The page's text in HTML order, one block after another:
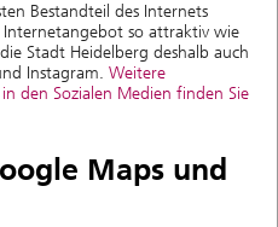
Bestandteil des Internets
so attraktiv wie
Stadt Heidelberg deshalb auch
Instagram. Weitere
den Sozialen Medien finden Sie
Maps und